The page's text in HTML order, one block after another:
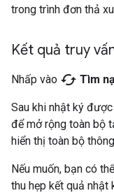
trong trình đơn thả
Kết quả truy
Nhấp vào cached Tìm
Sau khi nhật ký
để mở rộng toàn bộ
hiển thị toàn bộ
Nếu muốn, bạn có
thu hẹp kết quả nhật